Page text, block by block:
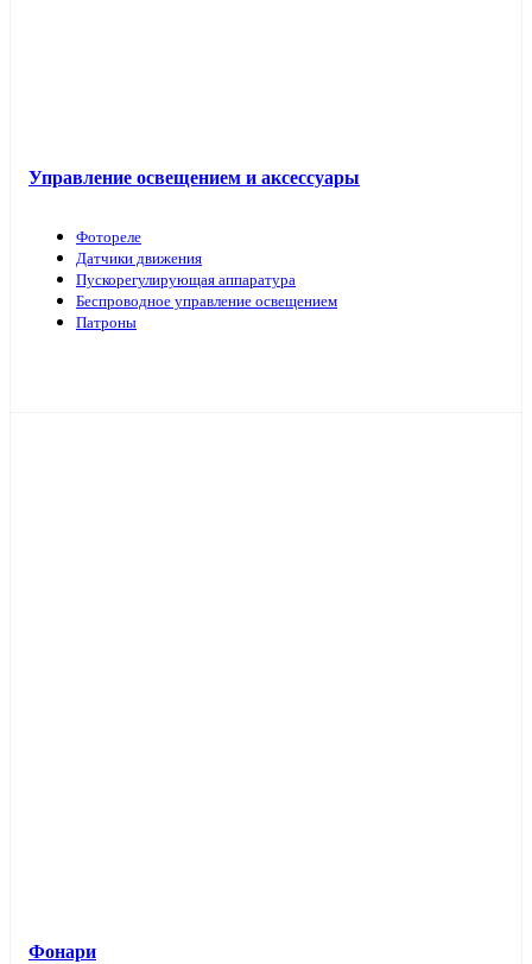
Управление освещением и аксессуары
Фотореле
Датчики движения
Пускорегулирующая аппаратура
Беспроводное управление освещением
Патроны
Фонари